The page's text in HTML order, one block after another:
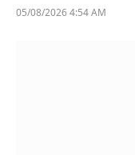
05/08/2026 4:54 AM